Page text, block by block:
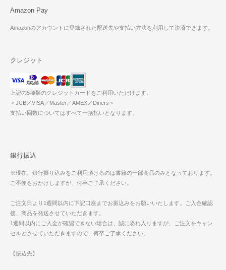
Amazon Pay
Amazonのアカウントに登録された配送先や支払い方法を利用して決済できます。
クレジット
上記の5種類のクレジットカードをご利用いただけます。
＜JCB／VISA／Master／AMEX／Diners＞
支払い回数についてはすべて一括払いとなります。
銀行振込
※現在、銀行振り込みをご利用頂けるのは書籍の一部商品のみとなっております。
ご不便をおかけしますが、何卒ご了承ください。
ご注文日より1週間以内に下記口座までお振込みをお願いいたします。ご入金確認
後、商品を発送させていただきます。
1週間以内にご入金が確認できない場合は、誠に恐れ入りますが、ご注文をキャン
セルとさせていただきますので、何卒ご了承ください。
【振込先】